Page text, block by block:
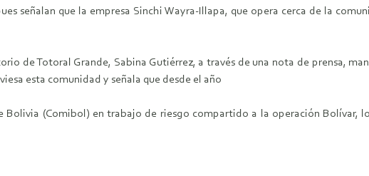
señalan que la empresa Sinchi Wayra-Illapa, que opera cerca de la
de Totoral Grande, Sabina Gutiérrez, a través de una nota de prensa,
esta comunidad y señala que desde el año
Bolivia (Comibol) en trabajo de riesgo compartido a la operación Bolívar,